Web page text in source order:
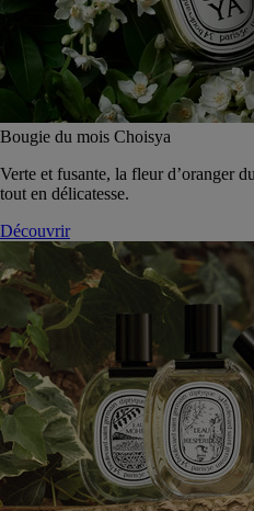
Bougie du mois Choisya
Verte et fusante, la fleur d’oranger
tout en délicatesse.
Découvrir